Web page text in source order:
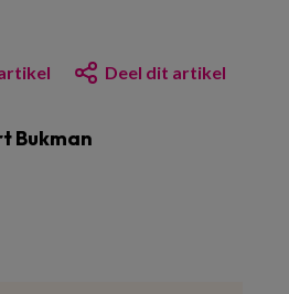
Deel dit artikel
Bukman